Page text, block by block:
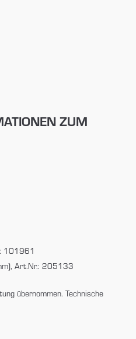
ZUM
101961
Art.Nr.: 205133
übernommen. Technische